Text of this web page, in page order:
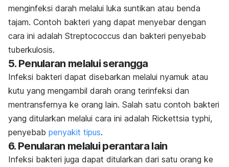
menginfeksi darah melalui luka suntikan atau benda
tajam. Contoh bakteri yang dapat menyebar dengan
cara ini adalah Streptococcus dan bakteri penyebab
tuberkulosis.
5. Penularan melalui serangga
Infeksi bakteri dapat disebarkan melalui nyamuk atau
kutu yang mengambil darah orang terinfeksi dan
mentransfernya ke orang lain. Salah satu contoh bakteri
yang ditularkan melalui cara ini adalah Rickettsia typhi,
penyebab penyakit tipus.
6. Penularan melalui perantara lain
Infeksi bakteri juga dapat ditularkan dari satu orang ke